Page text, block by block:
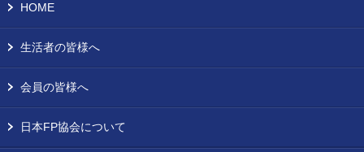
HOME
生活者の皆様へ
会員の皆様へ
日本FP協会について